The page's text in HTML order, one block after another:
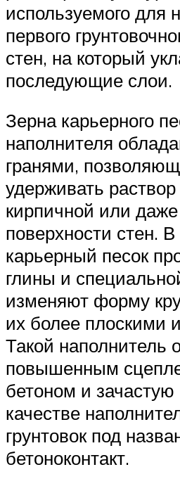
используемого для
первого
стен, на который
последующие слои.
Зерна карьерного
наполнителя
гранями,
удерживать
кирпичной или
поверхности стен.
карьерный песок
глины и
изменяют форму
их более плоскими
Такой наполнитель
повышенным
бетоном и зачастую
качестве
грунтовок под
бетоноконтакт.